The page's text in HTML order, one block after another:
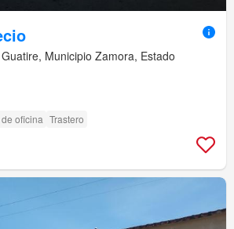
Municipio Zamora, Estado
oficina Trastero